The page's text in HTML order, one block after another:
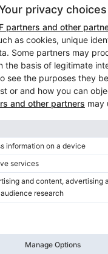
(170 cm) –